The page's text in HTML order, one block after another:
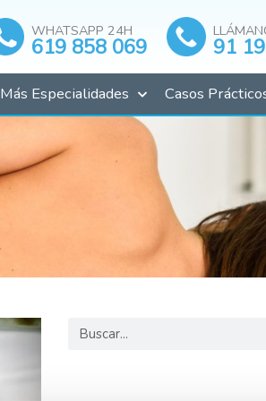
WHATSAPP 24H
619 858 069 91
Más Especialidades Casos
Buscar